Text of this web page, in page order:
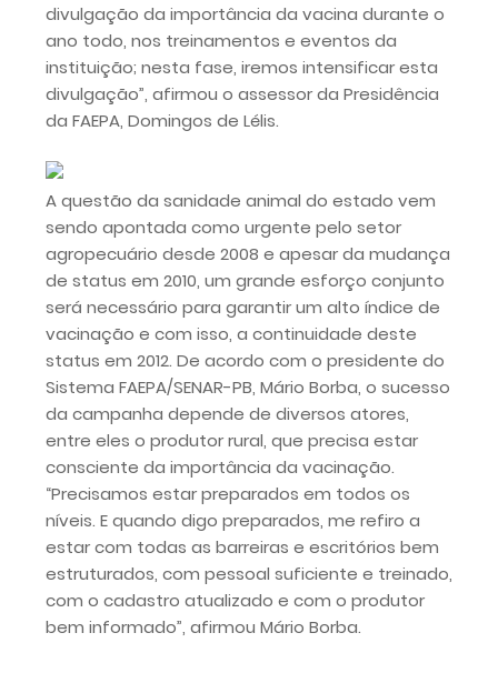
divulgação da importância da vacina durante o
ano todo, nos treinamentos e eventos da
instituição; nesta fase, iremos intensificar esta
divulgação”, afirmou o assessor da Presidência
da FAEPA, Domingos de Lélis.
A questão da sanidade animal do estado vem
sendo apontada como urgente pelo setor
agropecuário desde 2008 e apesar da mudança
de status em 2010, um grande esforço conjunto
será necessário para garantir um alto índice de
vacinação e com isso, a continuidade deste
status em 2012. De acordo com o presidente do
Sistema FAEPA/SENAR-PB, Mário Borba, o sucesso
da campanha depende de diversos atores,
entre eles o produtor rural, que precisa estar
consciente da importância da vacinação.
“Precisamos estar preparados em todos os
níveis. E quando digo preparados, me refiro a
estar com todas as barreiras e escritórios bem
estruturados, com pessoal suficiente e treinado,
com o cadastro atualizado e com o produtor
bem informado”, afirmou Mário Borba.